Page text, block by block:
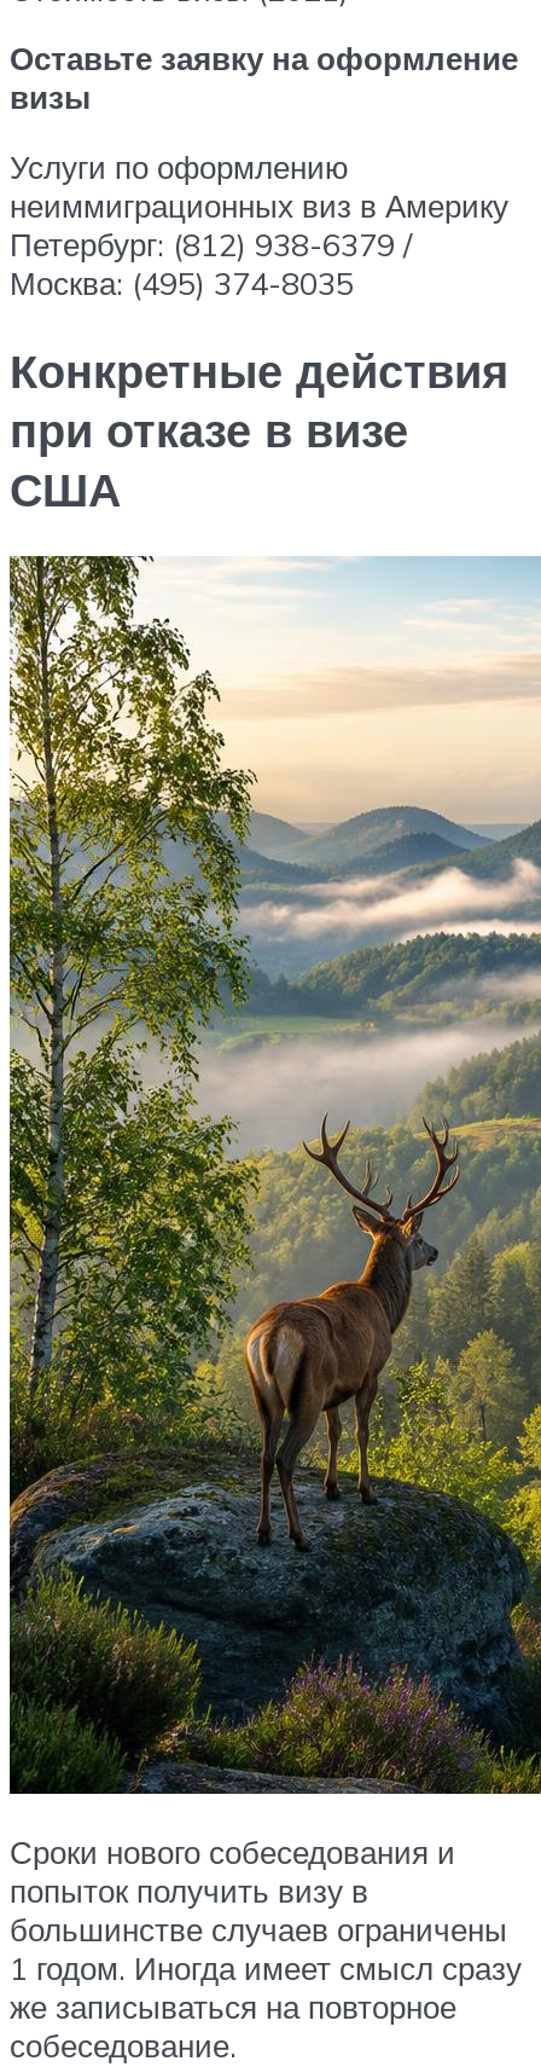
Оставьте заявку на оформление
визы
Услуги по оформлению
неиммиграционных виз в Америку
Петербург: (812) 938-6379 /
Москва: (495) 374-8035
Конкретные действия
при отказе в визе
США
Сроки нового собеседования и
попыток получить визу в
большинстве случаев ограничены
1 годом. Иногда имеет смысл сразу
же записываться на повторное
собеседование.